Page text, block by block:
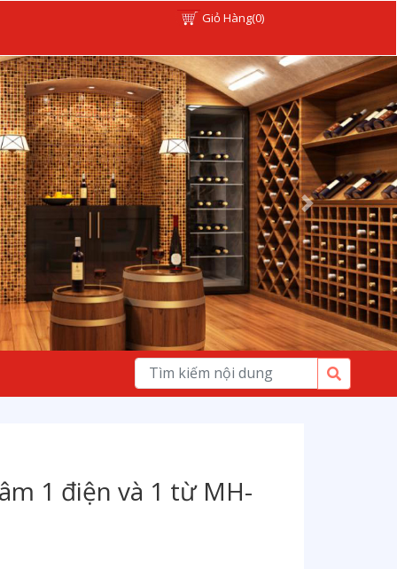
Giỏ Hàng(0)
1 điện và 1 từ MH-